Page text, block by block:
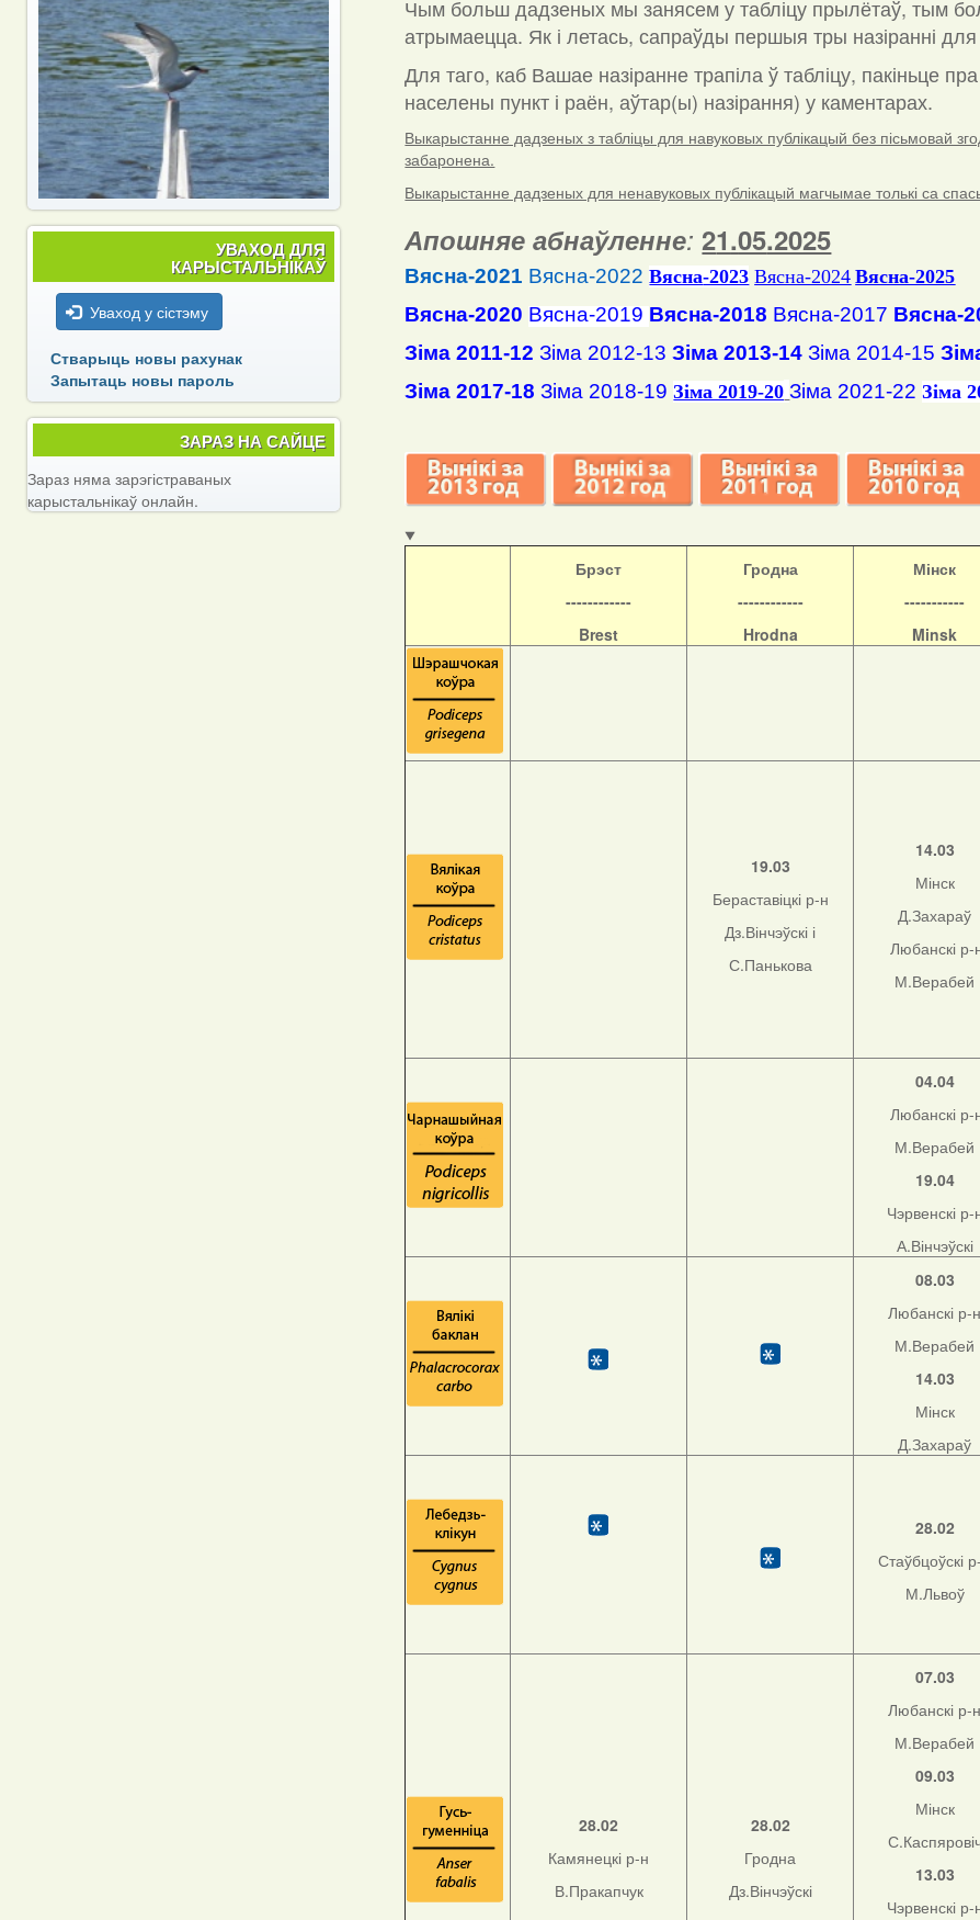
Чым больш дадзеных мы занясем у табліцу прылётаў, тым
атрымаецца. Як і летась, сапраўды першыя тры назіранні
Для таго, каб Вашае назіранне трапіла ў табліцу, пакіньце
населены пункт і раён, аўтар(ы) назірання) у каментарах.
Выкарыстанне дадзеных з табліцы для навуковых публікацый без пісьмовай
забаронена.
Выкарыстанне дадзеных для ненавуковых публікацый магчымае толькі са
Апошняе абнаўленне:21.05.2025
Вясна-2021 Вясна-2022 Вясна-2023 Вясна-2024 Вясна-2025
Вясна-2020 Вясна-2019 Вясна-2018 Вясна-2017 Вясна-
Зіма 2011-12 Зіма 2012-13 Зіма 2013-14 Зіма 2014-15
Зіма 2017-18 Зіма 2018-19 Зіма 2019-20 Зіма 2021-22 Зіма
Брэст
------------
Brest
Гродна
------------
Hrodna
Мінск
-----------
Minsk
19.03
Бераставіцкі р-н
Дз.Вінчэўскі і
С.Панькова
14.03
Мінск
Д.Захараў
Любанскі р-
М.Верабей
04.04
Любанскі р-
М.Верабей
19.04
Чэрвенскі р-
А.Вінчэўскі
08.03
Любанскі р-н
М.Верабей
14.03
Мінск
Д.Захараў
28.02
Стаўбцоўскі
М.Львоў
28.02
Камянецкі р-н
В.Пракапчук
28.02
Гродна
Дз.Вінчэўскі
07.03
Любанскі р-н
М.Верабей
09.03
Мінск
13.03
Чэрвенскі р-
УВАХОД ДЛЯ
КАРЫСТАЛЬНІКАЎ
Уваход у сістэму
Стварыць новы рахунак
Запытаць новы пароль
ЗАРАЗ НА САЙЦЕ
Зараз няма зарэгістраваных
карыстальнікаў онлайн.